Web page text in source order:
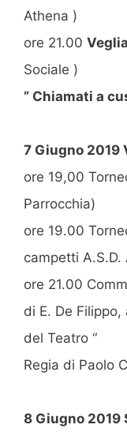
Athena )
ore 21.00
Sociale )
” Chiamati a
7 Giugno 2019
ore 19,00
Parrocchia)
ore 19.00
campetti A.S.D.
ore 21.00
di E. De
del Teatro “
Regia di Paolo
8 Giugno 2019